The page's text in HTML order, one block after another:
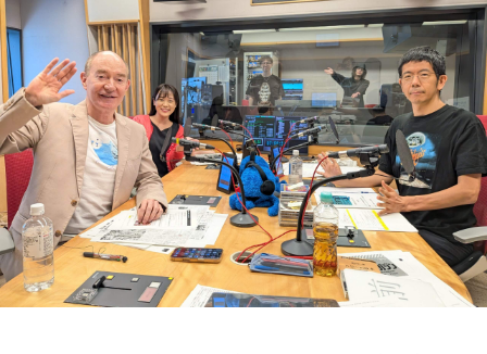
思いを込めて披露していただきました。
「作詞は山口洋子先生、作曲は平尾昌晃先生。新曲キャンペ
ーンでは、無名だった私を心配して平尾先生がお客さんを呼
び込んでくださったことが、今でも忘れられない思い出で
す」
『よこはま・たそがれ』の大ヒット後も、決して気を緩める
ことはなかったと五木さんは言います。
「1曲のヒットだけではダメ。次々とヒット曲を出さなければ
まあ幸い、予約は取れたんですけれども、3段ベッドがキャビ
ンの中にありまして、こう割り当てられる3段ベッドの一番上
か一番下かによって、天国と地獄のぐらいの違いがありまし
て（笑）」
武田 「キャンベルさんは？」
キャンベル「僕は天井桟敷（てんじょうさじき）が与えられ
たので（笑）、あの座位が取れないんですよ、座れなくて、
40cmぐらいかな、天井まで」